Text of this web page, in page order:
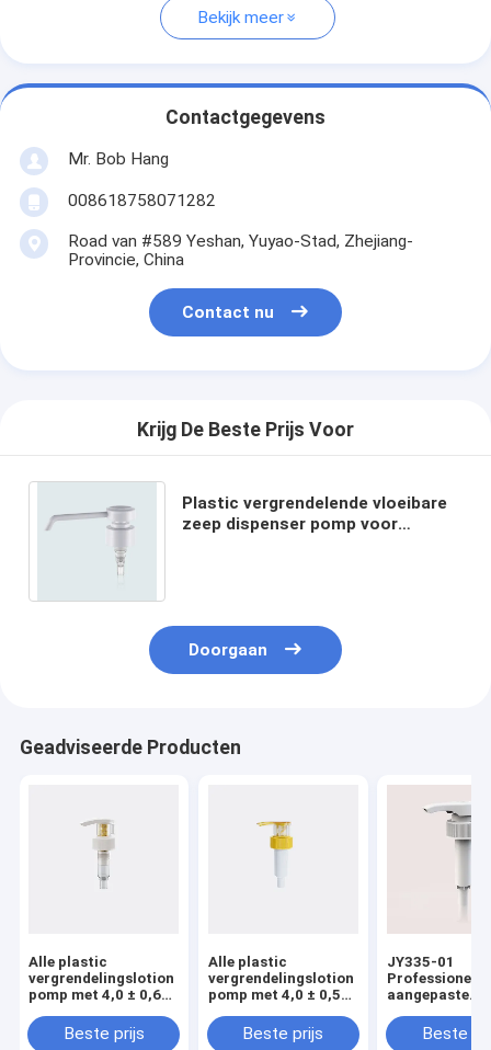
Bekijk meer
Contactgegevens
Mr. Bob Hang
008618758071282
Road van #589 Yeshan, Yuyao-Stad, Zhejiang-
Provincie, China
Contact nu
Krijg De Beste Prijs Voor
Plastic vergrendelende vloeibare
zeep dispenser pomp voor
Doorgaan
Geadviseerde Producten
Alle plastic
vergrendelingslotion
pomp met 4,0 ± 0,60
ontladingspercentage
voor professioneel
Beste prijs
Alle plastic
vergrendelingslotion
pomp met 4,0 ± 0,50
ontladingspercentage
voor professioneel
Beste prijs
JY335-01
Professionele
aangepaste
lotion Pump
Lock
Beste